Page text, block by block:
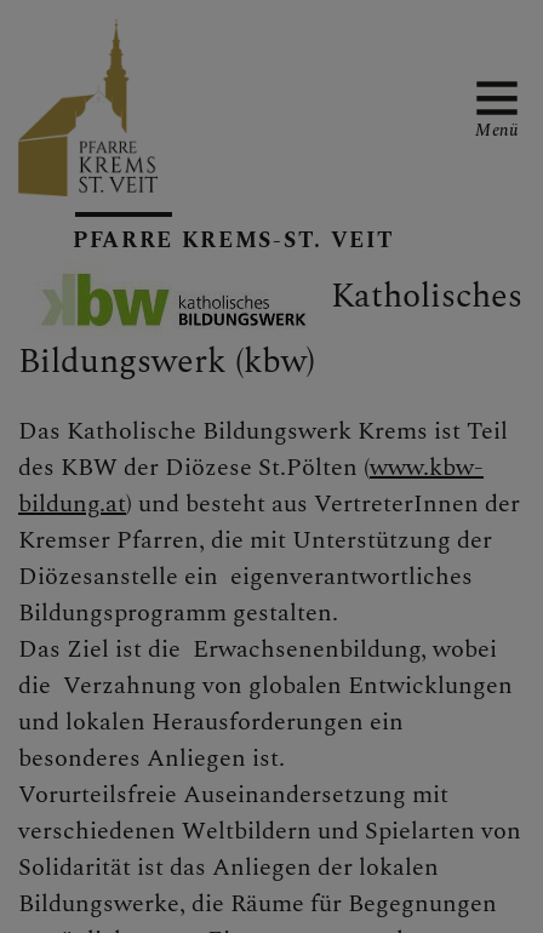
PFARRTEAM &
KONTAKT
GRUPPEN &
Babyrunde
Jungschar
MinistrantInnen
Jugend
Katholisches Bildungswerk
Katholische Frauenbewegung
SeniorInnen
AK Kinderliturgie
AK Familie
PFARRE KREMS-ST. VEIT
Menü
Katholisches
Bildungswerk (kbw)
Das Katholische Bildungswerk Krems ist Teil
des KBW der Diözese St.Pölten (www.kbw-
bildung.at) und besteht aus VertreterInnen der
Kremser Pfarren, die mit Unterstützung der
Diözesanstelle ein eigenverantwortliches
Bildungsprogramm gestalten.
Das Ziel ist die Erwachsenenbildung, wobei
die Verzahnung von globalen Entwicklungen
und lokalen Herausforderungen ein
besonderes Anliegen ist.
Vorurteilsfreie Auseinandersetzung mit
verschiedenen Weltbildern und Spielarten von
Solidarität ist das Anliegen der lokalen
Bildungswerke, die Räume für Begegnungen